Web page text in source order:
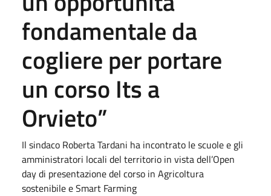
fondamentale da
cogliere per portare
un corso Its a
Orvieto”
Il sindaco Roberta Tardani ha incontrato le scuole e gli
amministratori locali del territorio in vista dell’Open
day di presentazione del corso in Agricoltura
sostenibile e Smart Farming